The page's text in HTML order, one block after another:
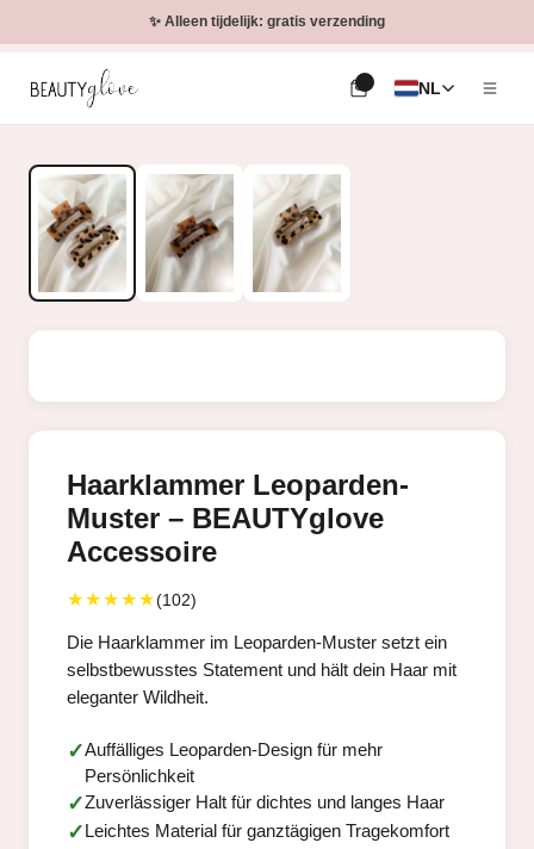
✨ Alleen tijdelijk: gratis verzending
NL
Haarklammer Leoparden-
Muster – BEAUTYglove
Accessoire
★★★★★(102)
Die Haarklammer im Leoparden-Muster setzt ein
selbstbewusstes Statement und hält dein Haar mit
eleganter Wildheit.
Auffälliges Leoparden-Design für mehr
Persönlichkeit
Zuverlässiger Halt für dichtes und langes Haar
Leichtes Material für ganztägigen Tragekomfort